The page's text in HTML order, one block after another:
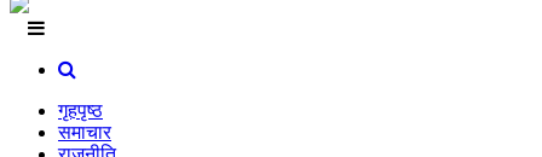
गृहपृष्ठ
समाचार